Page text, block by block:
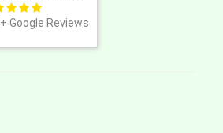
Google Reviews